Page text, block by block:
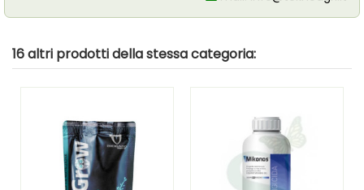
16 altri prodotti della stessa categoria: